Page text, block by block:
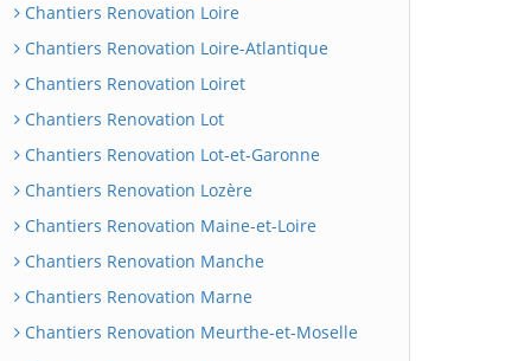
Chantiers Renovation Loire
Chantiers Renovation Loire-Atlantique
Chantiers Renovation Loiret
Chantiers Renovation Lot
Chantiers Renovation Lot-et-Garonne
Chantiers Renovation Lozère
Chantiers Renovation Maine-et-Loire
Chantiers Renovation Manche
Chantiers Renovation Marne
Chantiers Renovation Meurthe-et-Moselle